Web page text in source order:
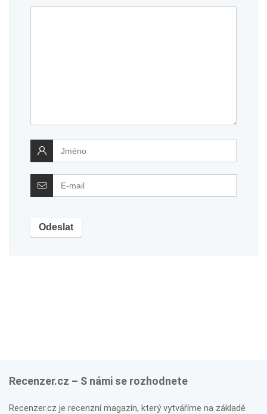
Recenzer.cz – S námi se rozhodnete
Recenzer.cz je recenzní magazín, který vytváříme na základě